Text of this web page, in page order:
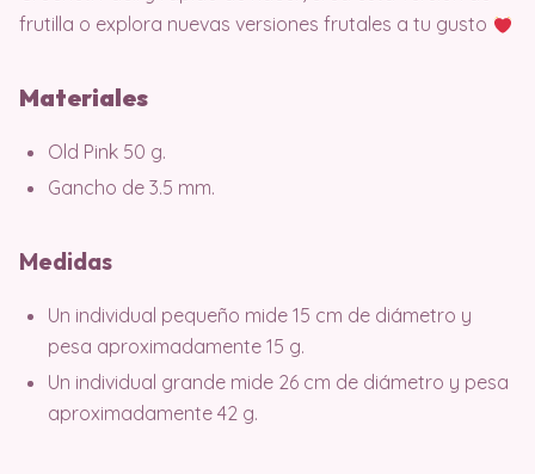
frutilla o explora nuevas versiones frutales a tu gusto
Materiales
Old Pink 50 g.
Gancho de 3.5 mm.
Medidas
Un individual pequeño mide 15 cm de diámetro y
pesa aproximadamente 15 g.
Un individual grande mide 26 cm de diámetro y pesa
aproximadamente 42 g.